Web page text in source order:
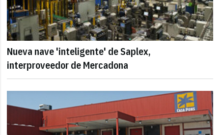
Nueva nave 'inteligente' de Saplex,
interproveedor de Mercadona